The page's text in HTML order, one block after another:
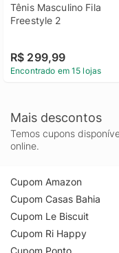
Tênis Masculino Fila
Freestyle 2
R$ 299,99
Encontrado em 15 lojas
Mais descontos
Temos cupons
online.
Cupom Amazon
Cupom Casas Bahia
Cupom Le Biscuit
Cupom Ri Happy
Cupom Ponto